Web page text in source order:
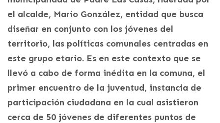
el alcalde, Mario González, entidad que busca
diseñar en conjunto con los jóvenes del
territorio, las políticas comunales centradas en
este grupo etario. Es en este contexto que se
llevó a cabo de forma inédita en la comuna, el
primer encuentro de la juventud, instancia de
participación ciudadana en la cual asistieron
cerca de 50 jóvenes de diferentes puntos de